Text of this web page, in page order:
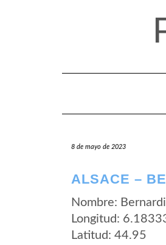
8 de mayo de 2023
ALSACE –
Nombre: Bernardi
Longitud:
Latitud: 44.95